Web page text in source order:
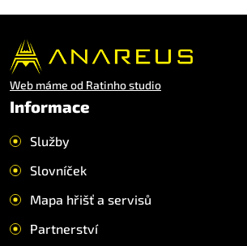
Web máme od Ratinho studio
Informace
Služby
Slovníček
Mapa hřišť a servisů
Partnerství